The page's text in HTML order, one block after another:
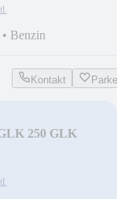
• Benzin
Kontakt
250 GLK